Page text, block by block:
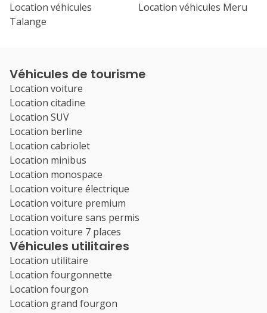
Location véhicules
Talange
Location véhicules Meru
Véhicules de tourisme
Location voiture
Location citadine
Location SUV
Location berline
Location cabriolet
Location minibus
Location monospace
Location voiture électrique
Location voiture premium
Location voiture sans permis
Location voiture 7 places
Véhicules utilitaires
Location utilitaire
Location fourgonnette
Location fourgon
Location grand fourgon